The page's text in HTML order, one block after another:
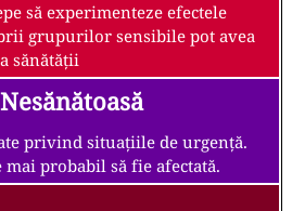
să experimenteze efectele
grupurilor sensibile pot avea
sănătății
privind situațiile de urgență.
probabil să fie afectată.